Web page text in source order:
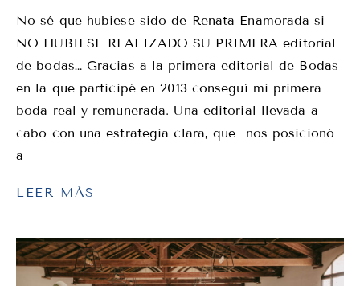
No sé que hubiese sido de Renata Enamorada si
NO HUBIESE REALIZADO SU PRIMERA editorial
de bodas… Gracias a la primera editorial de Bodas
en la que participé en 2013 conseguí mi primera
boda real y remunerada. Una editorial llevada a
cabo con una estrategia clara, que nos posicionó
a
LEER MÁS